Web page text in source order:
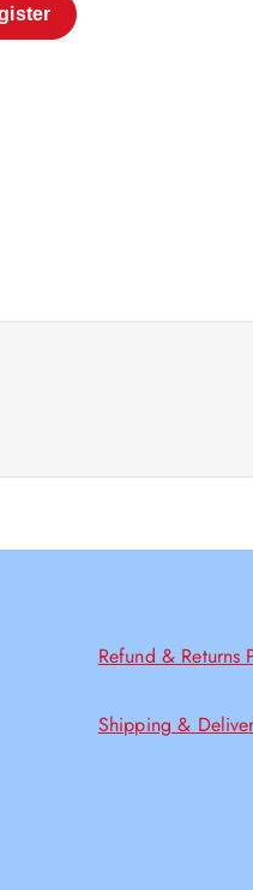
Refund & Returns
Shipping &